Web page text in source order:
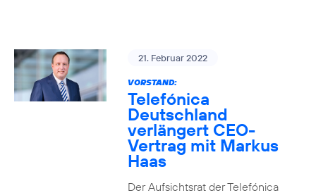
21. Februar 2022
VORSTAND:
Telefónica
Deutschland
verlängert CEO-
Vertrag mit Markus
Haas
Der Aufsichtsrat der Telefónica